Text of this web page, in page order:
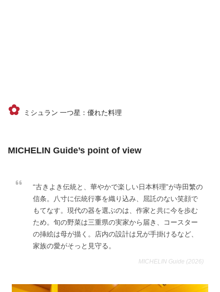
✿ ミシュラン 一つ星：優れた料理
MICHELIN Guide’s point of view
“古きよき伝統と、華やかで楽しい日本料理”が寺田繁の
信条。八寸に伝統行事を織り込み、屈託のない笑顔で
もてなす。現代の器を選ぶのは、作家と共に今を歩む
ため。旬の野菜は三重県の実家から届き、コースター
の挿絵は母が描く。店内の設計は兄が手掛けるなど、
家族の愛がそっと見守る。
MICHELIN Guide (2026)